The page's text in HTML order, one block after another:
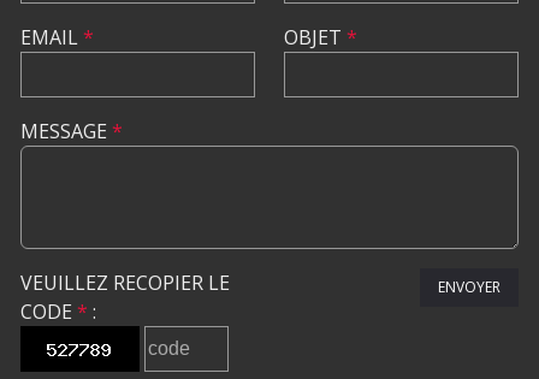
EMAIL* OBJET *
MESSAGE *
VEUILLEZ RECOPIER LE
CODE * :
ENVOYER